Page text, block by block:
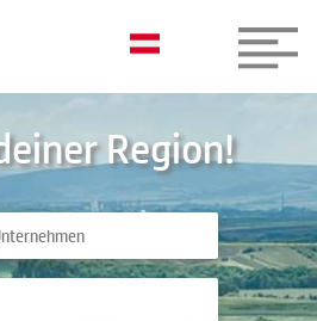
Region!